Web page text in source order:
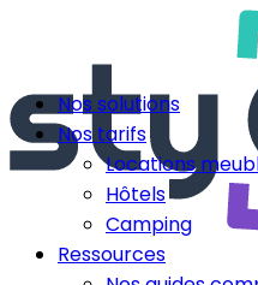
Nos solutions
Nos tarifs
Locations
Hôtels
Camping
Ressources